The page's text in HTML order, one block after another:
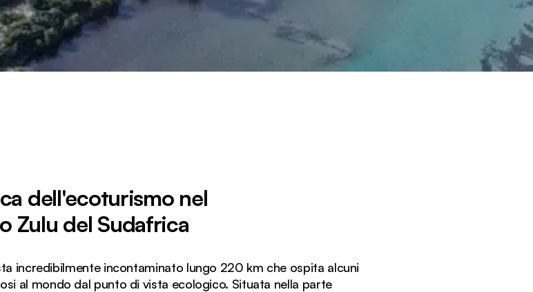
dell'ecoturismo nel
Zulu del Sudafrica
incredibilmente incontaminato lungo 220 km che ospita alcuni
al mondo dal punto di vista ecologico. Situata nella parte